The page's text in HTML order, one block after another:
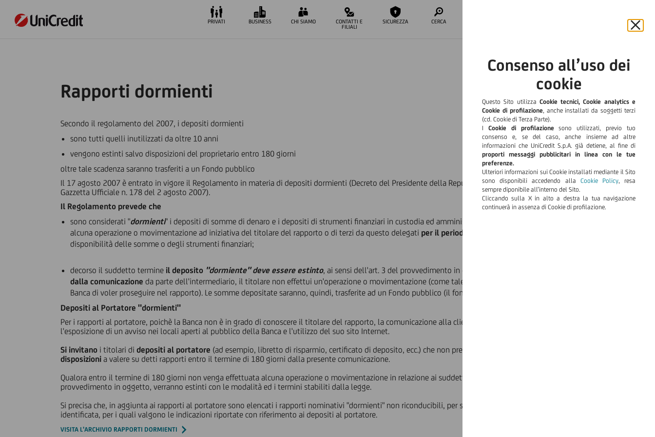
PRIVATI BUSINESS CHI SIAMO CONTATTI E
FILIALI
SICUREZZA CERCA
ACCESSO
AREA CLIENTI
Rapporti dormienti
Secondo il regolamento del 2007, i depositi dormienti
sono tutti quelli inutilizzati da oltre 10 anni
vengono estinti salvo disposizioni del proprietario entro 180 giorni
oltre tale scadenza saranno trasferiti a un Fondo pubblico
Il 17 agosto 2007 è entrato in vigore il Regolamento in materia di depositi dormienti (Decreto del Presidente della Repubblica del 22 giugno 2007 n. 116 - pubblicato sulla
Gazzetta Ufficiale n. 178 del 2 agosto 2007).
Il Regolamento prevede che
sono considerati "dormienti" i depositi di somme di denaro e i depositi di strumenti finanziari in custodia ed amministrazione, in relazione ai quali non sia stata effettuata
alcuna operazione o movimentazione ad iniziativa del titolare del rapporto o di terzi da questo delegati per il periodo di tempo di 10 anni
disponibilità delle somme o degli strumenti finanziari;
decorso il suddetto termine il deposito "dormiente" deve essere estinto, ai sensi dell'art. 3 del provvedimento in oggetto, salvo che,
dalla comunicazione da parte dell'intermediario, il titolare non effettui un'operazione o movimentazione (come tale si intende anche la comunicazione espressa alla
Banca di voler proseguire nel rapporto). Le somme depositate saranno, quindi, trasferite ad un Fondo pubblico (il fondo di cui all'art. 1 comma 343 della L. 266/2005).
Depositi al Portatore "dormienti"
Per i rapporti al portatore, poichè la Banca non è in grado di conoscere il titolare del rapporto, la comunicazione alla clientela interessata viene effettuata mediante
l'esposizione di un avviso nei locali aperti al pubblico della Banca e l'utilizzo del suo sito Internet.
Si invitano i titolari di depositi al portatore (ad esempio, libretto di risparmio, certificato di deposito, ecc.) che non presentano movimenti da 10 anni
disposizioni a valere su detti rapporti entro il termine di 180 giorni dalla presente comunicazione.
Qualora entro il termine di 180 giorni non venga effettuata alcuna operazione o movimentazione in relazione ai suddetti rapporti, questi, ai sensi dell'art. 3 del
provvedimento in oggetto, verranno estinti con le modalità ed i termini stabiliti dalla legge.
Si precisa che, in aggiunta ai rapporti al portatore sono elencati i rapporti nominativi "dormienti" non riconducibili, per svariati motivi, a clientela compiutamente
identificata, per i quali valgono le indicazioni riportate con riferimento ai depositi al portatore.
VISITA L'ARCHIVIO RAPPORTI DORMIENTI
Consenso all’uso dei
cookie
Questo Sito utilizza Cookie tecnici, Cookie analytics e
Cookie di profilazione, anche installati da soggetti terzi
(cd. Cookie di Terza Parte).
I Cookie di profilazione sono utilizzati, previo tuo
consenso e, se del caso, anche insieme ad altre
informazioni che UniCredit S.p.A. già detiene, al fine di
proporti messaggi pubblicitari in linea con le tue
preferenze.
Ulteriori informazioni sui Cookie installati mediante il Sito
sono disponibili accedendo alla Cookie Policy, resa
sempre diponibile all’interno del Sito.
Cliccando sulla X in alto a destra la tua navigazione
continuerà in assenza di Cookie di profilazione.